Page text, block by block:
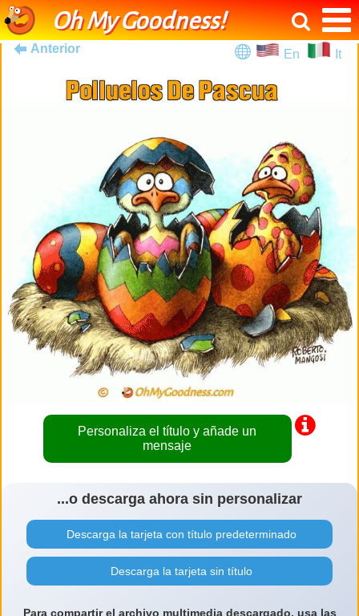
Oh My Goodness!
Anterior En It
Personaliza el título y añade un
mensaje
...o descarga ahora sin personalizar
Descarga la tarjeta con título predeterminado
Descarga la tarjeta sin título
Para compartir el archivo multimedia descargado, usa las